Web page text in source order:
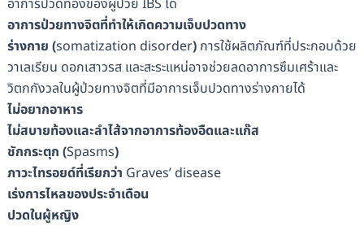
อาการป่วยทางจิตที่ทำให้เกิดความเจ็บปวดทาง
ร่างกาย (somatization disorder) การใช้ผลิตภัณฑ์ที่ประกอบด้วย
วาเลเรียน ดอกเสาวรส และสะระแหน่อาจช่วยลดอาการซึมเศร้าและ
วิตกกังวลในผู้ป่วยทางจิตที่มีอาการเจ็บปวดทางร่างกายได้
ไม่อยากอาหาร
ไม่สบายท้องและลำไส้จากอาการท้องอืดและแก๊ส
ชักกระตุก (Spasms)
ภาวะไทรอยด์ที่เรียกว่า Graves’ disease
เร่งการไหลของประจำเดือน
ปวดในผู้หญิง